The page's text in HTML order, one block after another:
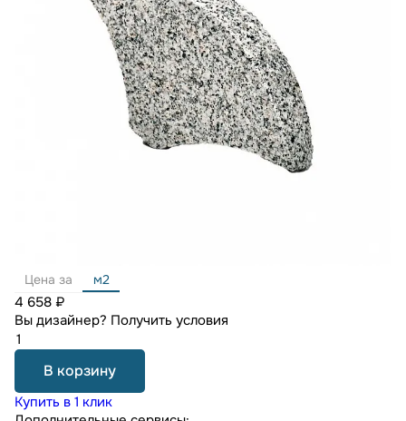
Цена за м2
4 658 ₽
Вы дизайнер? Получить условия
В корзину
Купить в 1 клик